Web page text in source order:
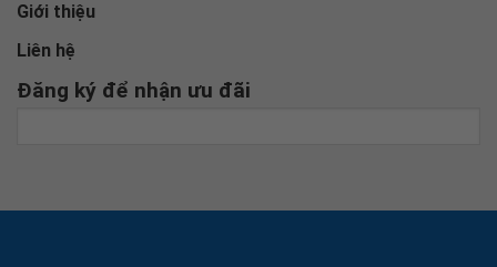
Giới thiệu
Liên hệ
Đăng ký để nhận ưu đãi